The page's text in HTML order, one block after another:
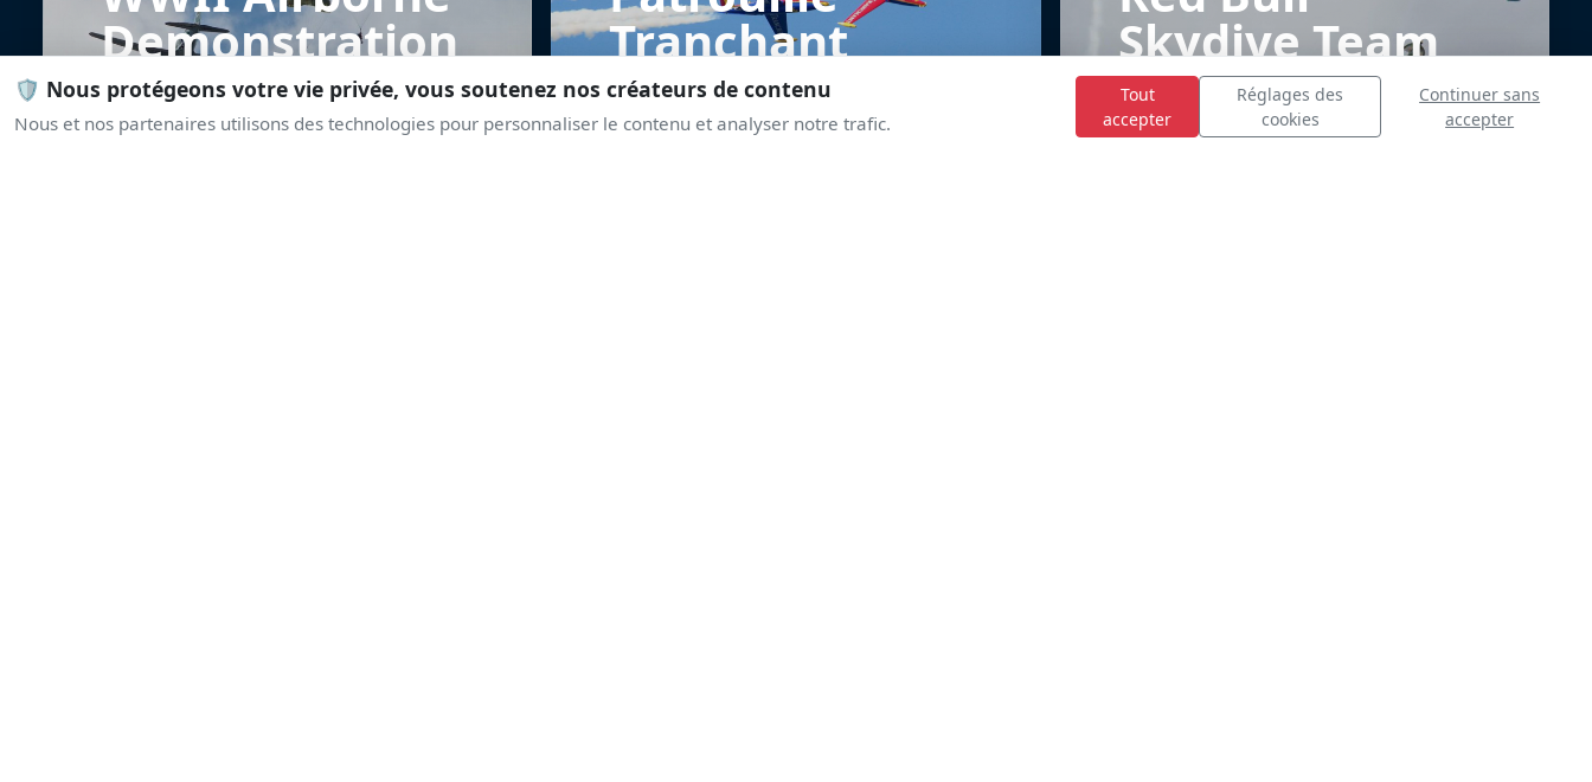
🛡️ Nous protégeons votre vie privée, vous soutenez nos créateurs de contenu
Nous et nos partenaires utilisons des technologies pour personnaliser le contenu et analyser notre trafic.
Tout
accepter
Réglages des
cookies
Continuer sans
accepter
Demonstration
Team
Tranchant Skydive Team